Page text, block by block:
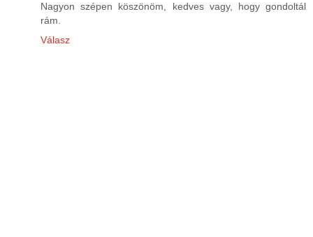
Nagyon szépen köszönöm, kedves vagy, hogy gondoltál
rám.
Válasz